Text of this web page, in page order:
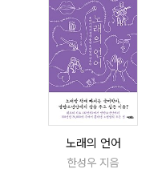
노래의 언어
한성우 지음